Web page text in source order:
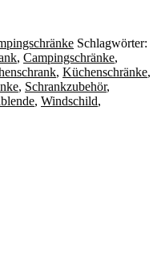
Schlagwörter:
, Campingschränke,
, Küchenschränke,
, Schrankzubehör,
, Windschild,